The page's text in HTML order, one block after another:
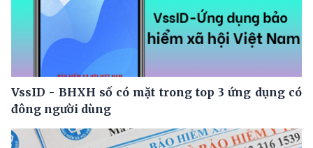
VssID - BHXH số có mặt trong top 3 ứng dụng có
đông người dùng